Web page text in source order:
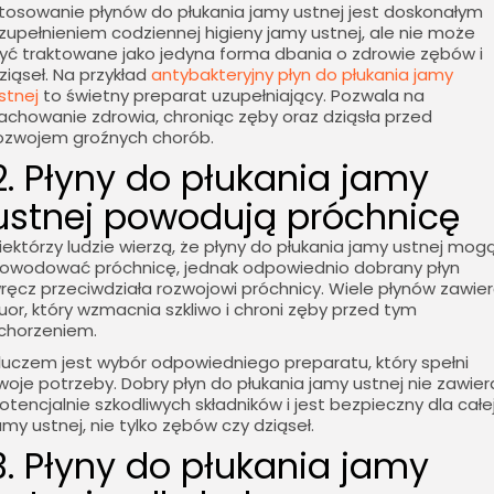
płynów do płukania jamy ustnej jest doskonałym
codziennej higieny jamy ustnej, ale nie może
traktowane jako jedyna forma dbania o zdrowie zębów i
Na przykład antybakteryjny płyn do płukania jamy
to świetny preparat uzupełniający. Pozwala na
zdrowia, chroniąc zęby oraz dziąsła przed
groźnych chorób.
Płyny do płukania jamy
powodują próchnicę
ludzie wierzą, że płyny do płukania jamy ustnej
próchnicę, jednak odpowiednio dobrany płyn
przeciwdziała rozwojowi próchnicy. Wiele płynów
który wzmacnia szkliwo i chroni zęby przed tym
jest wybór odpowiedniego preparatu, który spełni
potrzeby. Dobry płyn do płukania jamy ustnej nie
szkodliwych składników i jest bezpieczny dla całej
ustnej, nie tylko zębów czy dziąseł.
Płyny do płukania jamy